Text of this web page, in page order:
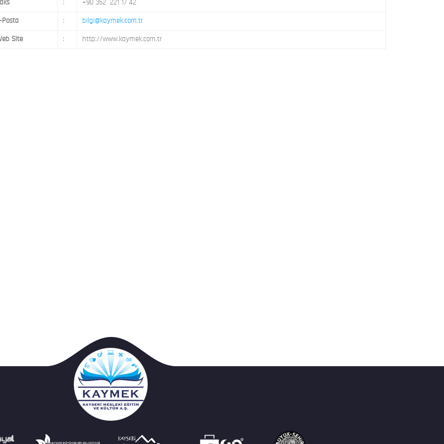
: +90 352 221 17 42
Posta : bilgi@kaymek.com.tr
Site : http://www.kaymek.com.tr